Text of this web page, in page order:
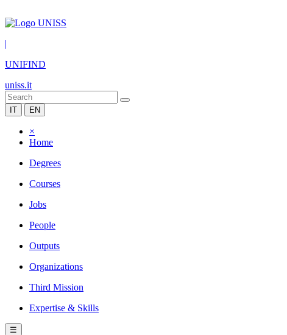
|
UNIFIND
uniss.it
IT EN
×
Home
Degrees
Courses
Jobs
People
Outputs
Organizations
Third Mission
Expertise & Skills
☰